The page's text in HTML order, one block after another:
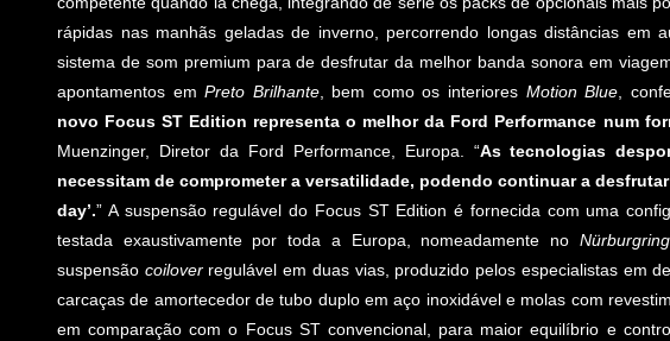
rápidas nas manhãs geladas de inverno, percorrendo longas distâncias em
sistema de som premium para de desfrutar da melhor banda sonora em
apontamentos emPreto Brilhante, bem como os interiores Motion Blue ,
novo Focus ST Edition representa o melhor da Ford Performance num
Muenzinger, Diretor da Ford Performance, Europa. “As tecnologias
necessitam de comprometer a versatilidade, podendo continuar a
day’.” A suspensão regulável do Focus ST Edition é fornecida com uma
testada exaustivamente por toda a Europa, nomeadamente no
suspensão coiloverregulável em duas vias, produzido pelos especialistas em
carcaças de amortecedor de tubo duplo em aço inoxidável e molas com
em comparação com o Focus ST convencional, para maior equilíbrio e